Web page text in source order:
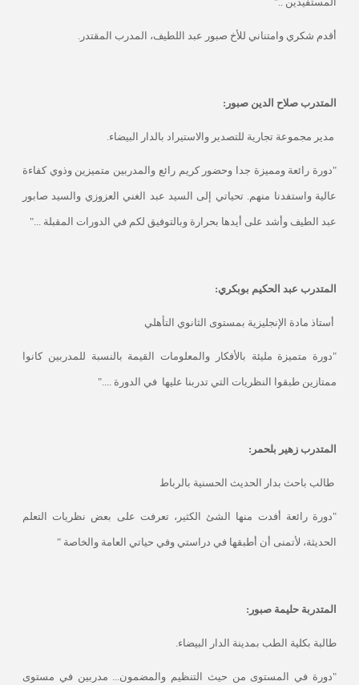
أقدم شكري وامتناني للأخ صبور عبد اللطيف، المدرب المقتدر.
المتدرب صلاح الدين صبور:
مدير مجموعة تجارية للتصدير والاستيراد بالدار البيضاء.
"دورة رائعة ومميزة جدا وحضور كريم رائع والمدربين متميزين وذوي كفاءة
عالية واستفدنا منهم. تحياتي إلى السيد عبد الغني العزوزي والسيد صابور
عبد الطيف وأشد على أيدها بحرارة وبالتوفيق لكم في الدورات المقبلة ..."
المتدرب عبد الحكيم بوبكري:
أستاذ مادة الإنجليزية بمستوى الثانوي التأهلي
"دورة متميزة مليئة بالأفكار والمعلومات القيمة بالنسبة للمدربين كانوا
ممتازين طبقوا النظريات التي تدربنا عليها في الدورة ...."
المتدرب زهير بلحمر:
طالب باحث بدار الحديث الحسنية بالرباط
"دورة رائعة أفدت منها الشئ الكثير، تعرفت على بعض نظريات التعلم
الحديثة، لأتمنى أن أطبقها في دراستي وفي حياتي العامة والخاصة "
المتدربة حليمة صبور:
طالبة بكلية الطب بمدينة الدار البيضاء.
"دورة في المستوى من حيث التنظيم والمضمون... مدربين في مستوى